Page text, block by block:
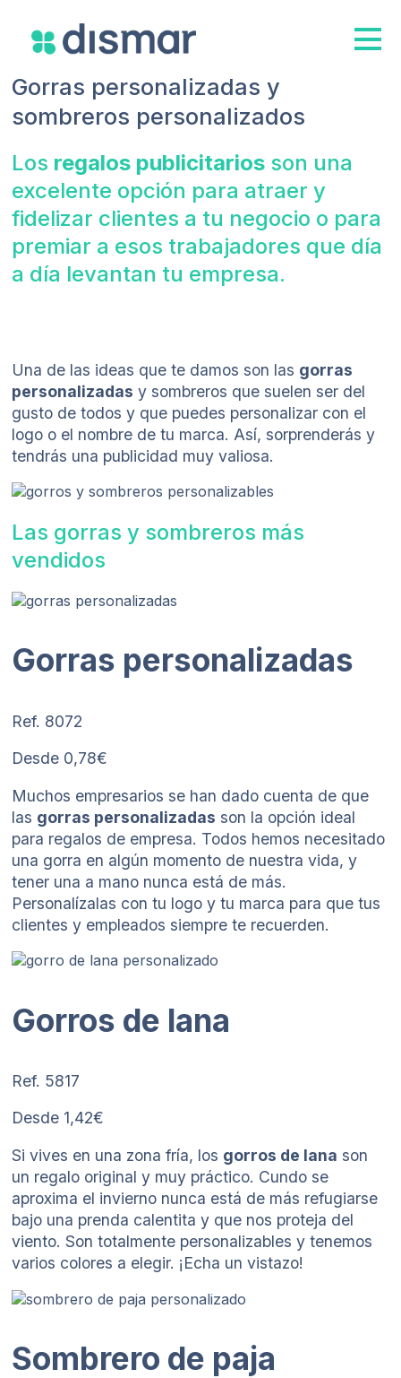
Gorras personalizadas y
sombreros personalizados
Los regalos publicitarios son una
excelente opción para atraer y
fidelizar clientes a tu negocio o para
premiar a esos trabajadores que día
a día levantan tu empresa.
Una de las ideas que te damos son las gorras
personalizadas y sombreros que suelen ser del
gusto de todos y que puedes personalizar con el
logo o el nombre de tu marca. Así, sorprenderás y
tendrás una publicidad muy valiosa.
Las gorras y sombreros más
vendidos
Gorras personalizadas
Ref. 8072
Desde 0,78€
Muchos empresarios se han dado cuenta de que
las gorras personalizadas son la opción ideal
para regalos de empresa. Todos hemos necesitado
una gorra en algún momento de nuestra vida, y
tener una a mano nunca está de más.
Personalízalas con tu logo y tu marca para que tus
clientes y empleados siempre te recuerden.
Gorros de lana
Ref. 5817
Desde 1,42€
Si vives en una zona fría, los gorros de lana son
un regalo original y muy práctico. Cundo se
aproxima el invierno nunca está de más refugiarse
bajo una prenda calentita y que nos proteja del
viento. Son totalmente personalizables y tenemos
varios colores a elegir. ¡Echa un vistazo!
Sombrero de paja